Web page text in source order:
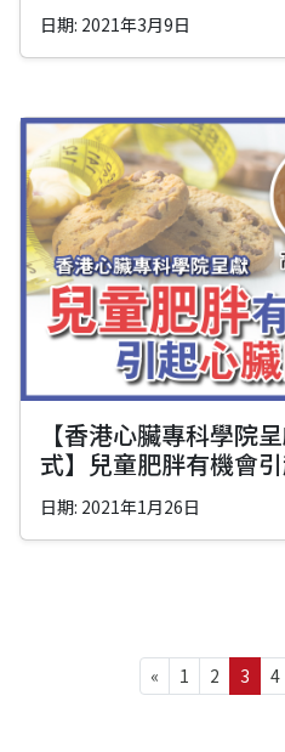
日期: 2021年3月9日
【香港心臟專科學院
式】兒童肥胖有機會
日期: 2021年1月26日
« 1 2 3 4